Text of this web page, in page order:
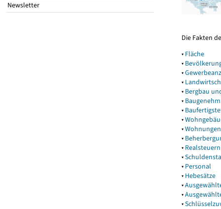
Newsletter
Die Fakten
▾ Fläche
▾
▾
▾
▾ Bergbau
▾
▾
▾
▾Wohnungen
▾
▾ Realsteuern
▾
▾ Personal
▾ Hebesätze
▾
▾
▾